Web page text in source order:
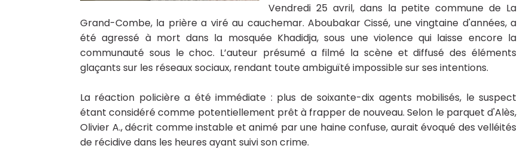
Vendredi 25 avril, dans la petite commune de La
Grand-Combe, la prière a viré au cauchemar. Aboubakar Cissé, une vingtaine d'années, a
été agressé à mort dans la mosquée Khadidja, sous une violence qui laisse encore la
communauté sous le choc. L’auteur présumé a filmé la scène et diffusé des éléments
glaçants sur les réseaux sociaux, rendant toute ambiguïté impossible sur ses intentions.
La réaction policière a été immédiate : plus de soixante-dix agents mobilisés, le suspect
étant considéré comme potentiellement prêt à frapper de nouveau. Selon le parquet d'Alès,
Olivier A., décrit comme instable et animé par une haine confuse, aurait évoqué des velléités
de récidive dans les heures ayant suivi son crime.